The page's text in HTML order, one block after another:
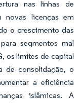
nas linhas de
novas licenças em
o crescimento das
segmentos mal
os limites de capital
de consolidação, o
a eficiência
islâmicas. A